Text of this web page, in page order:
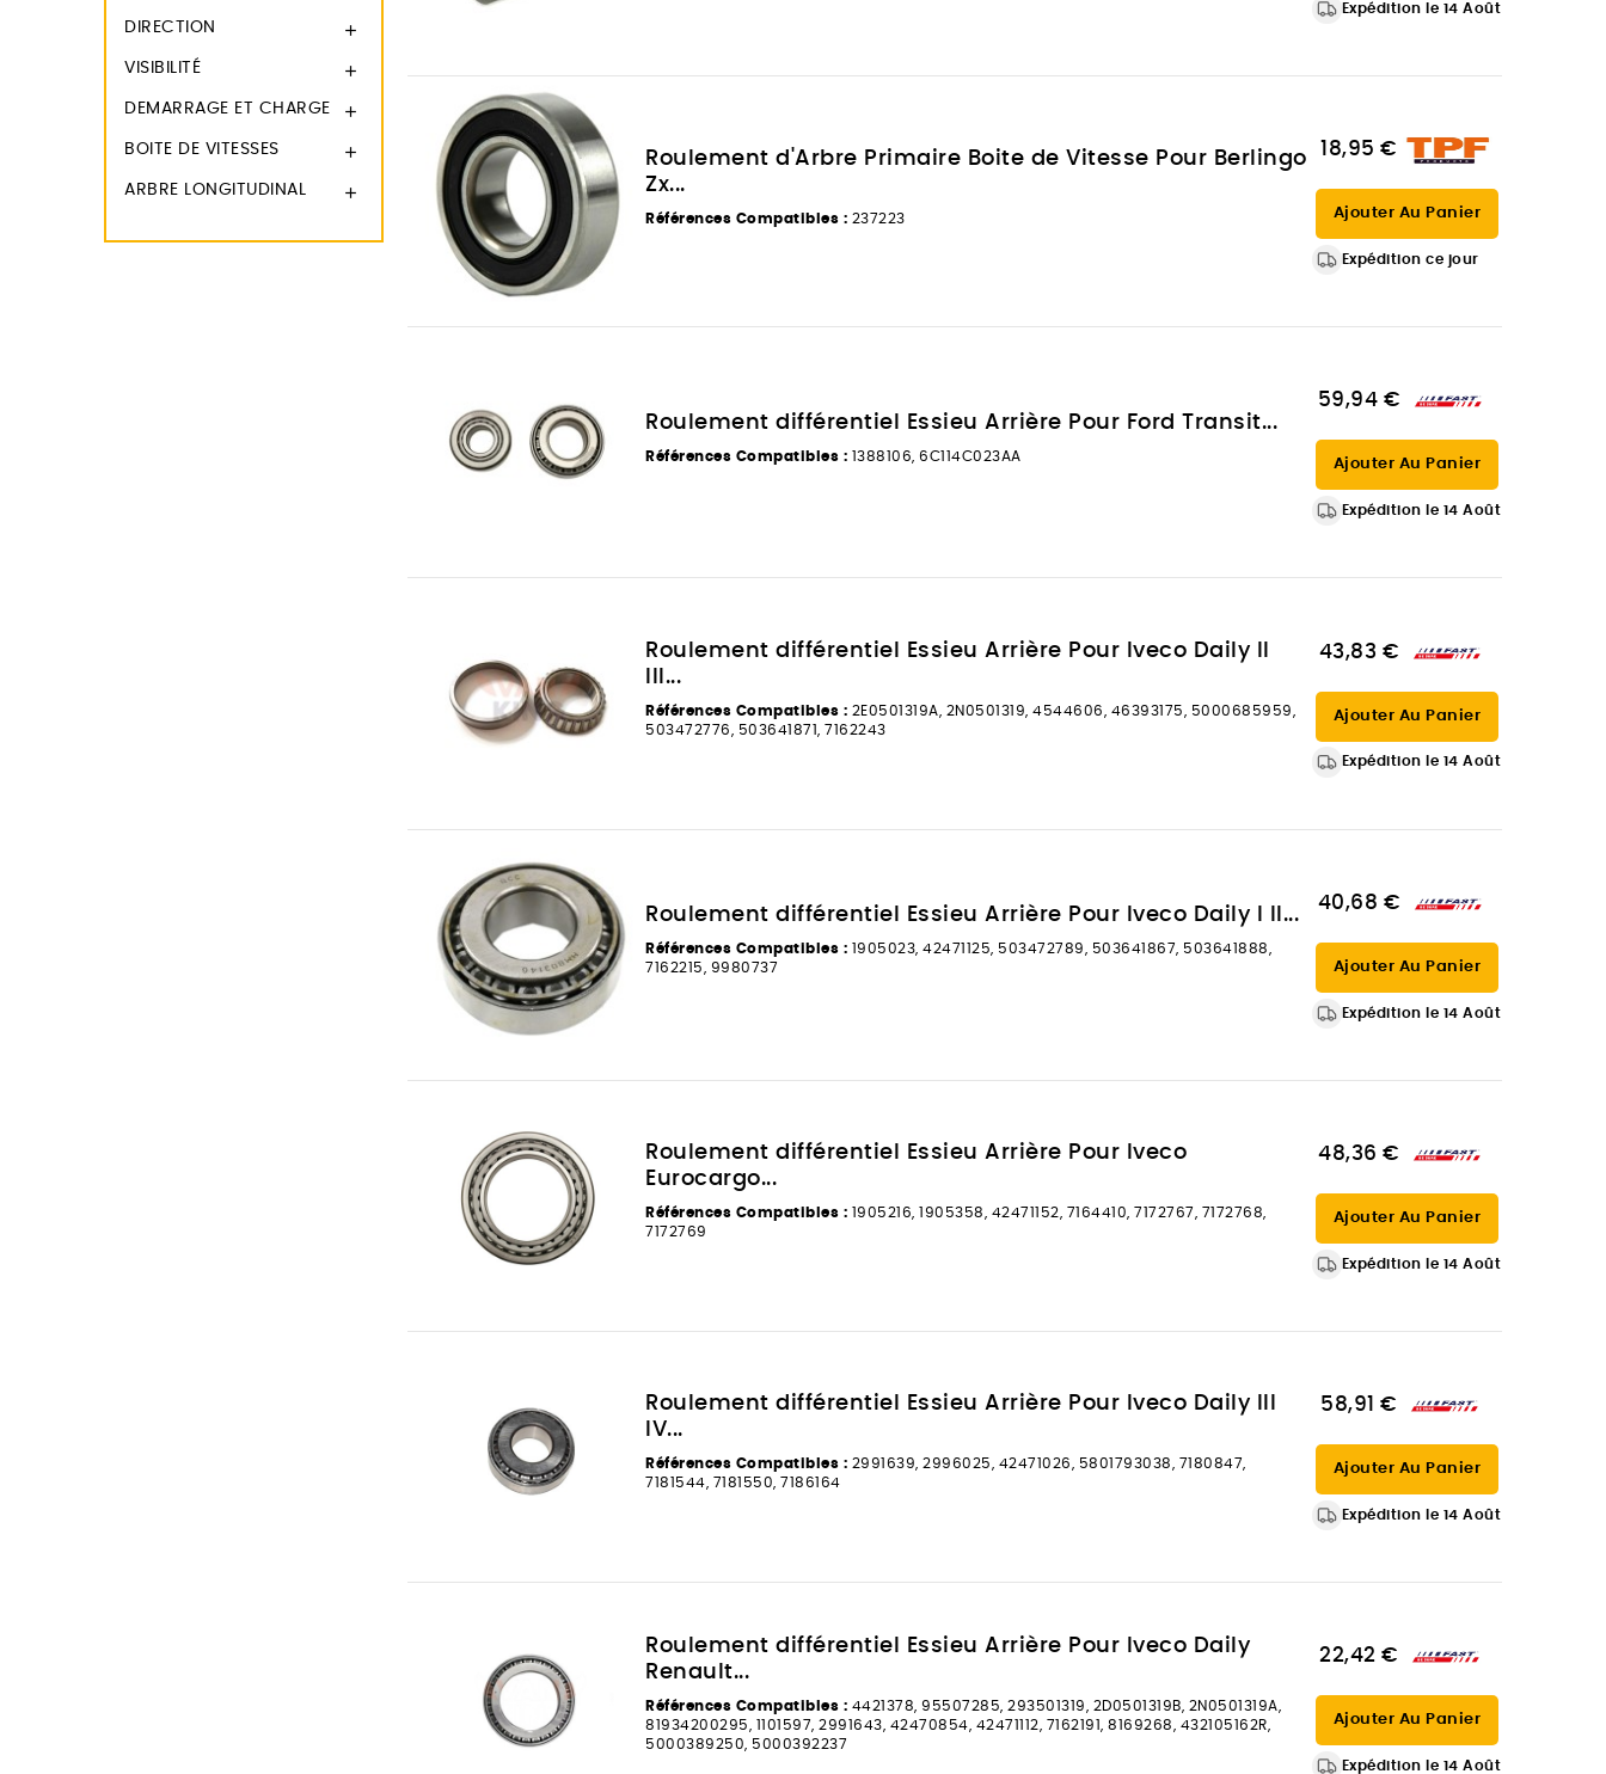
DIRECTION 
VISIBILITÉ 
DEMARRAGE ET CHARGE 
BOITE DE VITESSES 
ARBRE LONGITUDINAL 
Expédition le 14 Août
Roulement d'Arbre Primaire Boite de Vitesse Pour Berlingo
Zx...
Références Compatibles : 237223
18,95 €
Ajouter Au Panier
Expédition ce jour
Roulement différentiel Essieu Arrière Pour Ford Transit...
Références Compatibles : 1388106, 6C114C023AA
59,94 €
Ajouter Au Panier
Expédition le 14 Août
Roulement différentiel Essieu Arrière Pour Iveco Daily II
III...
Références Compatibles : 2E0501319A, 2N0501319, 4544606, 46393175, 5000685959,
503472776, 503641871, 7162243
43,83 €
Ajouter Au Panier
Expédition le 14 Août
Roulement différentiel Essieu Arrière Pour Iveco Daily I II...
Références Compatibles : 1905023, 42471125, 503472789, 503641867, 503641888,
7162215, 9980737
40,68 €
Ajouter Au Panier
Expédition le 14 Août
Roulement différentiel Essieu Arrière Pour Iveco
Eurocargo...
Références Compatibles : 1905216, 1905358, 42471152, 7164410, 7172767, 7172768,
7172769
48,36 €
Ajouter Au Panier
Expédition le 14 Août
Roulement différentiel Essieu Arrière Pour Iveco Daily III
IV...
Références Compatibles : 2991639, 2996025, 42471026, 5801793038, 7180847,
7181544, 7181550, 7186164
58,91 €
Ajouter Au Panier
Expédition le 14 Août
Roulement différentiel Essieu Arrière Pour Iveco Daily
Renault...
Références Compatibles : 4421378, 95507285, 293501319, 2D0501319B, 2N0501319A,
81934200295, 1101597, 2991643, 42470854, 42471112, 7162191, 8169268, 432105162R,
5000389250, 5000392237
22,42 €
Ajouter Au Panier
Expédition le 14 Août